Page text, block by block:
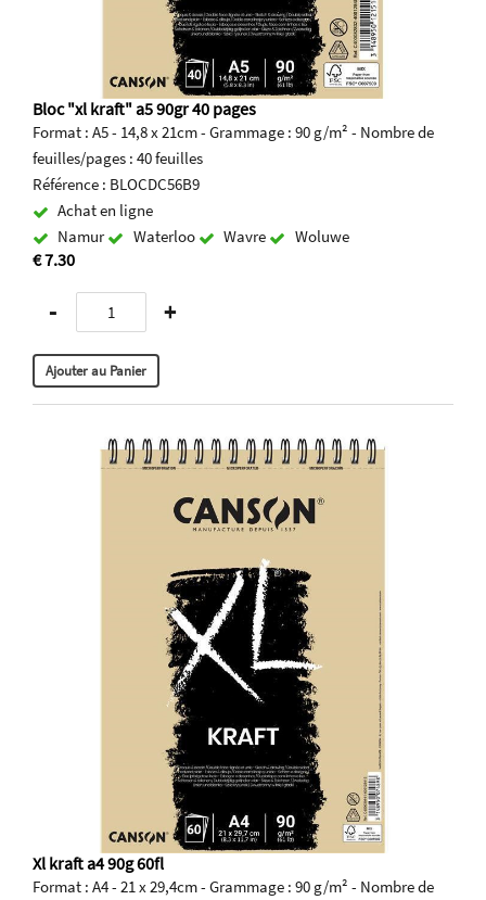
Bloc "xl kraft" a5 90gr 40 pages
Format : A5 - 14,8 x 21cm - Grammage : 90 g/m² - Nombre de
feuilles/pages : 40 feuilles
Référence : BLOCDC56B9
Achat en ligne
Namur
Waterloo Wavre Woluwe
€ 7.30
- +
Xl kraft a4 90g 60fl
Format : A4 - 21 x 29,4cm - Grammage : 90 g/m² - Nombre de